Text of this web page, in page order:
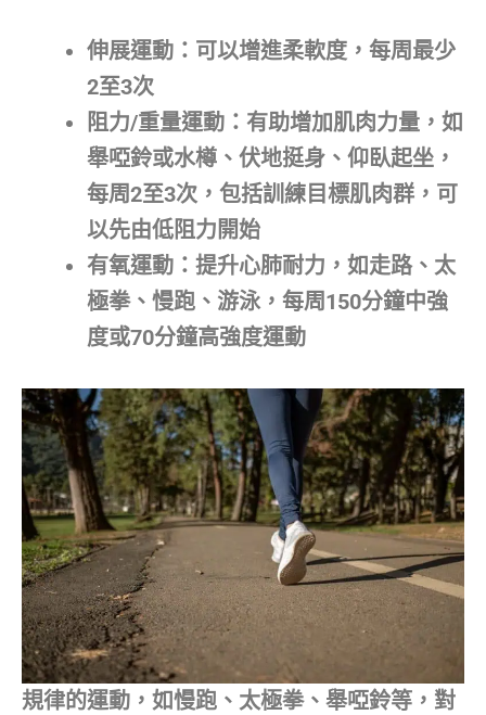
伸展運動： 可以增進柔軟度，每周最少
2至3次
阻力/重量運動： 有助增加肌肉力量，如
舉啞鈴或水樽、伏地挺身、仰臥起坐，
每周2至3次，包括訓練目標肌肉群，可
以先由低阻力開始
有氧運動： 提升心肺耐力，如走路、太
極拳、慢跑、游泳，每周150分鐘中強
度或70分鐘高強度運動
規律的運動，如慢跑、太極拳、舉啞鈴等，對